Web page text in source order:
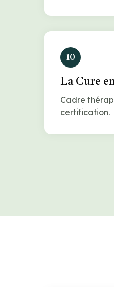
10
La Cure
Cadre
certification.